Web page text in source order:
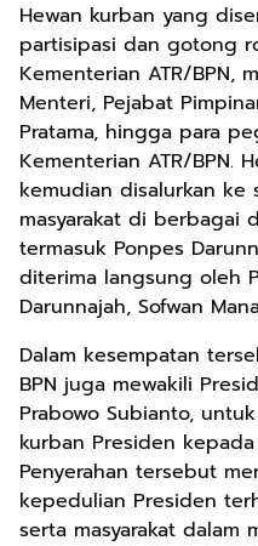
Hewan kurban yang
partisipasi dan gotong
Kementerian ATR/BPN,
Menteri, Pejabat
Pratama, hingga para
Kementerian ATR/BPN.
kemudian disalurkan ke
masyarakat di berbagai
termasuk Ponpes
diterima langsung oleh
Darunnajah, Sofwan
Dalam kesempatan
BPN juga mewakili
Prabowo Subianto,
kurban Presiden
Penyerahan tersebut
kepedulian Presiden
serta masyarakat dalam